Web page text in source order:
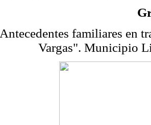
Antecedentes familiares en
Vargas". Municipio